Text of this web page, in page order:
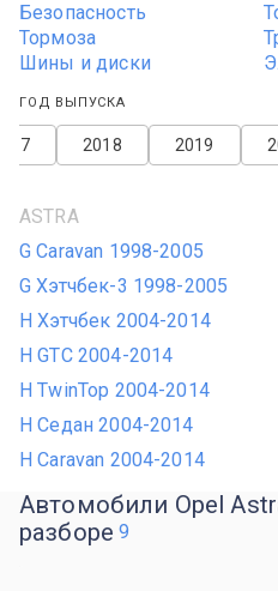
Безопасность
Тормоза
Шины и диски
ГОД ВЫПУСКА
2019
2018
ASTRA
G Caravan 1998-2005
G Хэтчбек-3 1998-2005
H Хэтчбек 2004-2014
H GTC 2004-2014
H TwinTop 2004-2014
H Седан 2004-2014
H Caravan 2004-2014
Автомобили Opel
разборе 9